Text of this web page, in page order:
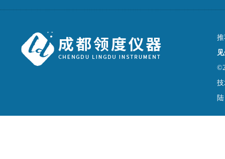
陆